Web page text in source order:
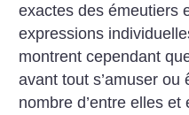
exactes des émeutiers
expressions
montrent cependant
avant tout s’amuser
nombre d’entre elles